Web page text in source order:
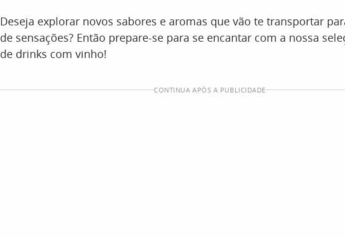
Deseja explorar novos sabores e aromas que vão te transportar
de sensações? Então prepare-se para se encantar com a nossa
de drinks com vinho!
CONTINUA APÓS A PUBLICIDADE